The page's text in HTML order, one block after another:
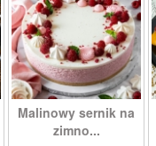
Malinowy sernik na
zimno...